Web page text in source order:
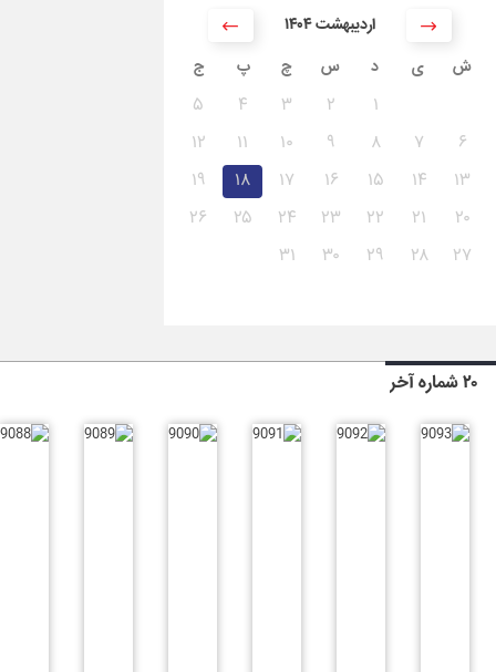
۱۴۰۴ اردیبهشت
ش
ی د س چ پ ج
۱ ۲ ۳ ۴
۵
۶
۷ ۸ ۹ ۱۰ ۱۱
۱۲
۱۳
۱۴ ۱۵ ۱۶ ۱۷ ۱۸
۱۹
۲۰
۲۱ ۲۲ ۲۳ ۲۴ ۲۵
۲۶
۲۷
۲۸ ۲۹ ۳۰ ۳۱
۲۰ شماره آخر